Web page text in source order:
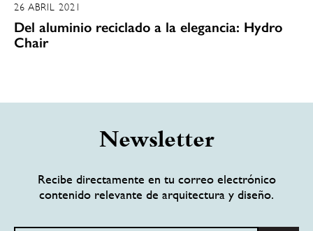
26 ABRIL 2021
Del aluminio reciclado a la elegancia: Hydro
Chair
Newsletter
Recibe directamente en tu correo electrónico
contenido relevante de arquitectura y diseño.